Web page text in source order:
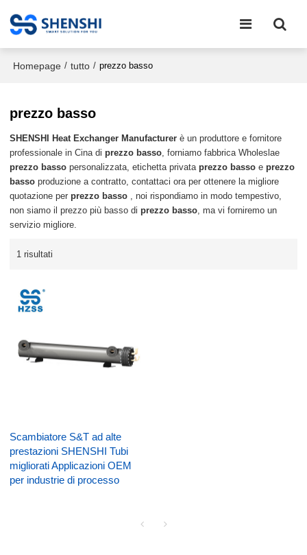
Homepage / tutto / prezzo basso
prezzo basso
SHENSHI Heat Exchanger Manufacturer​ è un produttore e fornitore
professionale in Cina diprezzo basso, forniamo fabbrica Wholeslae
prezzo basso personalizzata, etichetta privataprezzo basso eprezzo
basso produzione a contratto, contattaci ora per ottenere la migliore
quotazione perprezzo basso , noi rispondiamo in modo tempestivo,
non siamo il prezzo più basso diprezzo basso, ma vi forniremo un
servizio migliore.
1 risultati
Scambiatore S&T ad alte
prestazioni SHENSHI Tubi
migliorati Applicazioni OEM
per industrie di processo